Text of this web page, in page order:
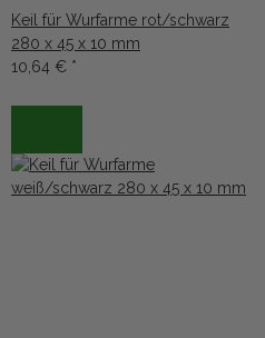
Keil für Wurfarme rot/schwarz
280 x 45 x 10 mm
10,64 € *